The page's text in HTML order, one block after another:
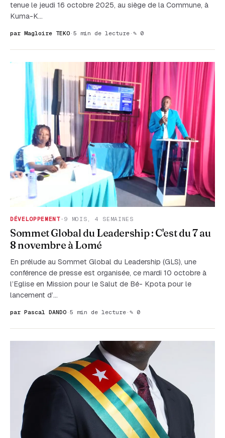
tenue le jeudi 16 octobre 2025, au siège de la Commune, à
Kuma-K…
par Magloire TEKO · 5 min de lecture · ✎ 0
DÉVELOPPEMENT· 9 MOIS, 4 SEMAINES
Sommet Global du Leadership : C'est du 7 au
8 novembre à Lomé
En prélude au Sommet Global du Leadership (GLS), une
conférence de presse est organisée, ce mardi 10 octobre à
l’Eglise en Mission pour le Salut de Bé- Kpota pour le
lancement d’…
par Pascal DANDO · 5 min de lecture · ✎ 0